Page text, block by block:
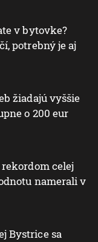
v bytovke?
potrebný je aj
žiadajú vyššie
o 200 eur
celej
namerali v
Bystrice sa